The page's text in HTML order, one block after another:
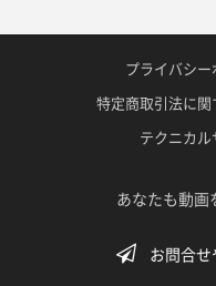
お問合せ
プライバシー
特定商取引法に関
テクニカル
あなたも動画